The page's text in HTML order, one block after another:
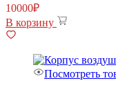
10000₽
В корзину
Посмотреть